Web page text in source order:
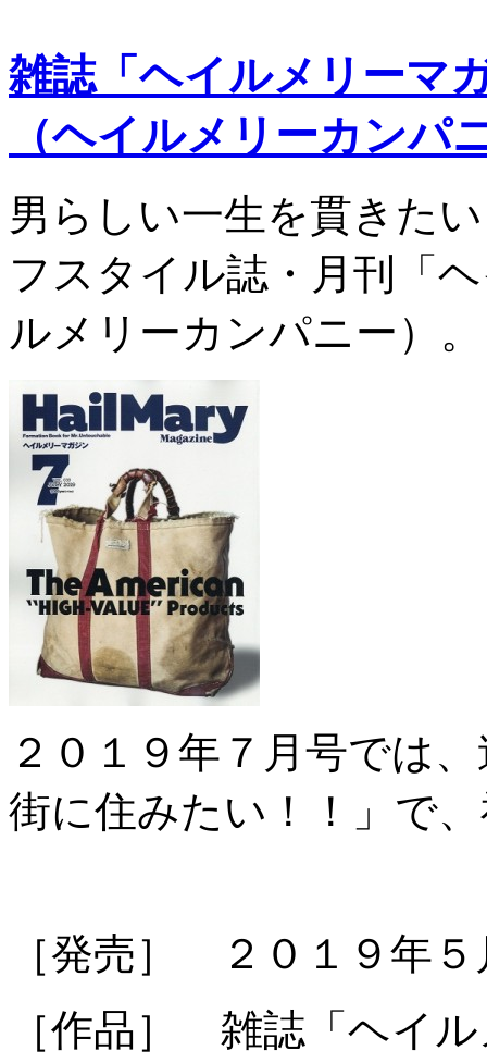
雑誌「ヘイルメリーマ
（ヘイルメリーカンパ
男らしい一生を貫きた
フスタイル誌・月刊「
ルメリーカンパニー）。
２０１９年７月号では
街に住みたい！！」で
［発売］ ２０１９年５
［作品］ 雑誌「ヘイ